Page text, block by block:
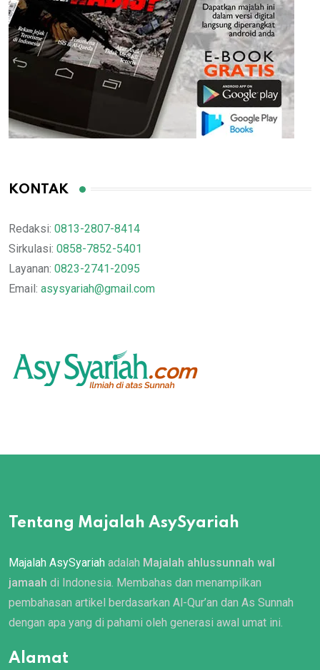
KONTAK
Redaksi: 0813-2807-8414
Sirkulasi: 0858-7852-5401
Layanan: 0823-2741-2095
Email: asysyariah@gmail.com
Tentang Majalah AsySyariah
Majalah AsySyariah adalah Majalah ahlussunnah wal
jamaah di Indonesia. Membahas dan menampilkan
pembahasan artikel berdasarkan Al-Qur’an dan As Sunnah
dengan apa yang di pahami oleh generasi awal umat ini.
Alamat